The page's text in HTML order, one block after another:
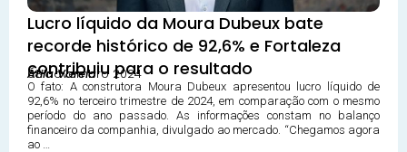
Lucro líquido da Moura Dubeux bate
recorde histórico de 92,6% e Fortaleza
contribuiu para o resultado
08 novembro 2024
Átila Varela
O fato: A construtora Moura Dubeux apresentou lucro líquido de
92,6% no terceiro trimestre de 2024, em comparação com o mesmo
período do ano passado. As informações constam no balanço
financeiro da companhia, divulgado ao mercado. “Chegamos agora
ao …